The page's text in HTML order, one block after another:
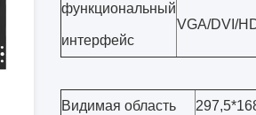
функциональный
интерфейс
VGA/DVI/
Видимая область